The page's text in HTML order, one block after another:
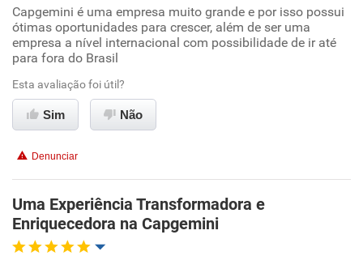
Oportunidade de promoção
Ambiente de trabalho
Conciliação com a vida familiar
Benefícios
Recomenda a diretoria
Capgemini é uma empresa muito grande e por isso possui
ótimas oportunidades para crescer, além de ser uma
empresa a nível internacional com possibilidade de ir até
para fora do Brasil
Esta avaliação foi útil?
Sim Não
Denunciar
Uma Experiência Transformadora e
Enriquecedora na Capgemini